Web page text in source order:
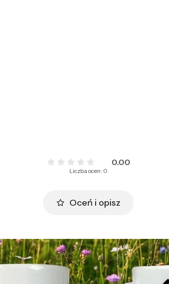
0.00
Liczba ocen: 0
Oceń i opisz